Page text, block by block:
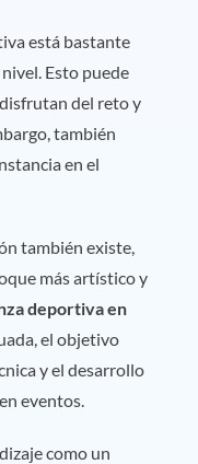
está bastante
Esto puede
del reto y
también
en el
también existe,
más artístico y
deportiva en
el objetivo
y el desarrollo
eventos.
como un